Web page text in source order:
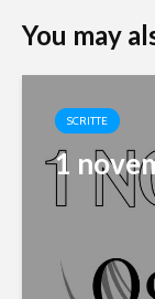
You may
SCRITTE
1